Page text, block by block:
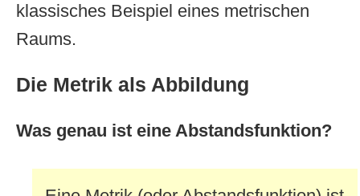
klassisches Beispiel eines metrischen
Raums.
Die Metrik als Abbildung
Was genau ist eine Abstandsfunktion?